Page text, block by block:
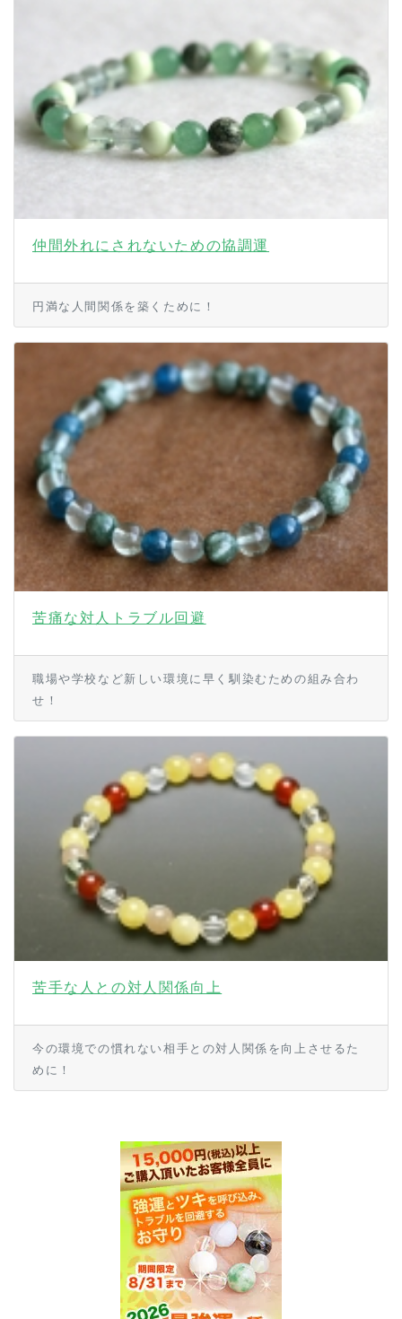
仲間外れにされないための協調運
円満な人間関係を築くために！
苦痛な対人トラブル回避
職場や学校など新しい環境に早く馴染むための組み合わ
せ！
苦手な人との対人関係向上
今の環境での慣れない相手との対人関係を向上させるた
めに！